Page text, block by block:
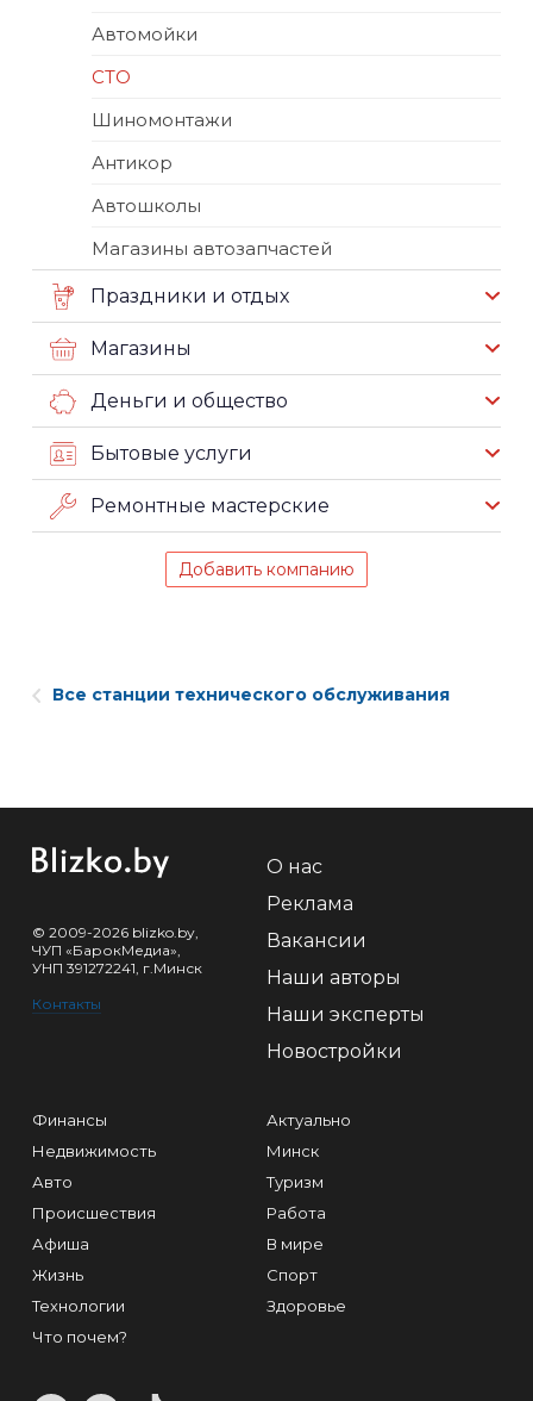
Автомойки
СТО
Шиномонтажи
Антикор
Автошколы
Магазины автозапчастей
Праздники и отдых
Магазины
Деньги и общество
Бытовые услуги
Ремонтные мастерские
Добавить компанию
Все станции технического обслуживания
© 2009-2026 blizko.by,
ЧУП «БарокМедиа»,
УНП 391272241, г.Минск
Контакты
О нас
Реклама
Вакансии
Наши авторы
Наши эксперты
Новостройки
Финансы
Недвижимость
Авто
Происшествия
Афиша
Жизнь
Технологии
Что почем?
Актуально
Минск
Туризм
Работа
В мире
Спорт
Здоровье